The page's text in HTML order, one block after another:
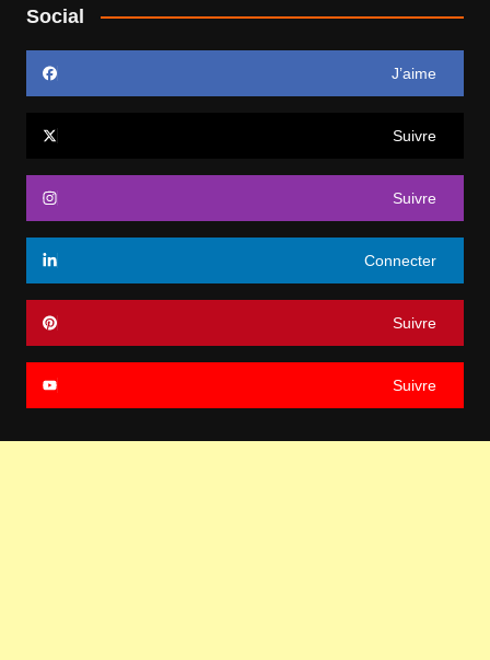
Social
J’aime
Suivre
Suivre
Connecter
Suivre
Suivre